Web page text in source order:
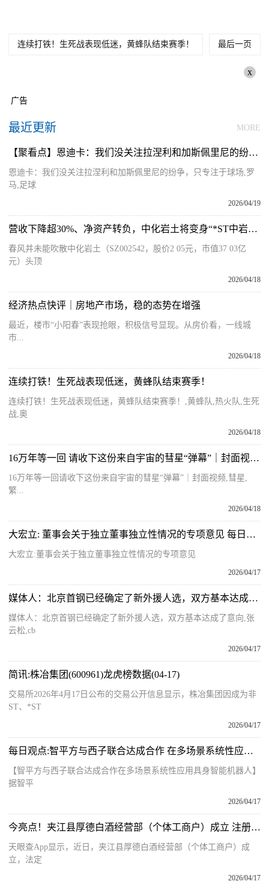
连续打铁！生死战表现低迷，黄蜂队结束赛季！ 最后一页
x
广告
最近更新 MORE
【聚看点】恩迪卡：我们没关注拉涅利和加斯佩里尼的纷争，只专注于球场
恩迪卡：我们没关注拉涅利和加斯佩里尼的纷争，只专注于球场,罗
马,足球
2026/04/19
营收下降超30%、净资产转负，中化岩土将变身“*ST中岩”！16亿元债务告急，国资大股东“输血”能撑多久？
春风并未能吹散中化岩土（SZ002542，股价2 05元，市值37 03亿
元）头顶
2026/04/18
经济热点快评｜房地产市场，稳的态势在增强
最近，楼市“小阳春”表现抢眼，积极信号显现。从房价看，一线城
市...
2026/04/18
连续打铁！生死战表现低迷，黄蜂队结束赛季！
连续打铁！生死战表现低迷，黄蜂队结束赛季！,黄蜂队,热火队,生死
战,奥
2026/04/18
16万年等一回 请收下这份来自宇宙的彗星“弹幕”｜封面视频 每日速看
16万年等一回请收下这份来自宇宙的彗星“弹幕”｜封面视频,彗星,
繁...
2026/04/18
大宏立: 董事会关于独立董事独立性情况的专项意见 每日信息
大宏立:董事会关于独立董事独立性情况的专项意见
2026/04/17
媒体人：北京首钢已经确定了新外援人选，双方基本达成了意向
媒体人：北京首钢已经确定了新外援人选，双方基本达成了意向,张
云松,cb
2026/04/17
简讯:株冶集团(600961)龙虎榜数据(04-17)
交易所2026年4月17日公布的交易公开信息显示，株冶集团因成为非
ST、*ST
2026/04/17
每日观点:智平方与西子联合达成合作 在多场景系统性应用具身智能机器人
【智平方与西子联合达成合作在多场景系统性应用具身智能机器人】
据智平
2026/04/17
今亮点！夹江县厚德白酒经营部（个体工商户）成立 注册资本10万人民币
天眼查App显示，近日，夹江县厚德白酒经营部（个体工商户）成
立，法定
2026/04/17